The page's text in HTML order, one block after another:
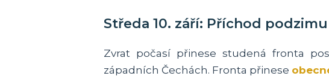
Středa 10. září: Příchod podzimu
Zvrat počasí přinese studená fronta
západních Čechách. Fronta přinese